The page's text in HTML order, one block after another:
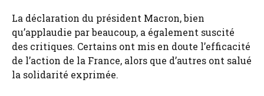
La déclaration du président Macron, bien
qu’applaudie par beaucoup, a également suscité
des critiques. Certains ont mis en doute l’efficacité
de l’action de la France, alors que d’autres ont salué
la solidarité exprimée.